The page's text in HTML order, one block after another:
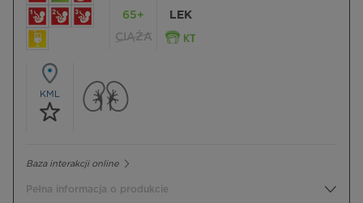
65+
CIĄŻA
LEK
KML
Baza interakcji online
Pełna informacja o produkcie